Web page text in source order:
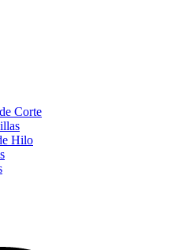
Corte
Hilo